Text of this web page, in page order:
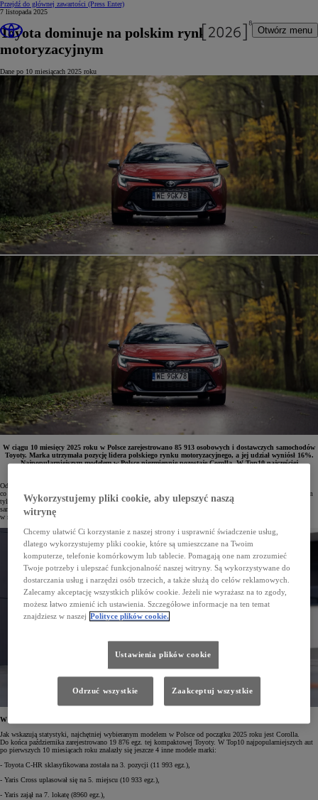
Przejdź do głównej zawartości (Press Enter)
Otwórz menu
7 listopada 2025
Toyota dominuje na polskim rynku
motoryzacyjnym
Dane po 10 miesiącach 2025 roku
W ciągu 10 miesięcy 2025 roku w Polsce zarejestrowano 85 913 osobowych i dostawczych samochodów
Toyoty. Marka utrzymała pozycję lidera polskiego rynku motoryzacyjnego, a jej udział wyniósł 16%.
Najpopularniejszym modelem w Polsce niezmiennie pozostaje Corolla. W Top10 najczęściej
Od stycznia do października 2025 roku w Polsce zarejestrowano 85 913 osobowych i dostawczych Toyot,
co zapewniło marce pozycję lidera polskiego rynku motoryzacyjnego z udziałem na poziomie 16%. W samym
tylko październiku na polskie drogi wyjechało 8767 nowych aut. Toyoty były najczęściej wybieranymi
samochodami zarówno przez klientów indywidualnych, jak i przedsiębiorców. Firmy zarejestrowały
w minionym miesiącu 6227 pojazdów, a osoby prywatne – 2540.
W Top10 – 5 modeli Toyoty
Jak wskazują statystyki, najchętniej wybieranym modelem w Polsce od początku 2025 roku jest Corolla.
Do końca października zarejestrowano 19 876 egz. tej kompaktowej Toyoty. W Top10 najpopularniejszych aut
po pierwszych 10 miesiącach roku znalazły się jeszcze 4 inne modele marki:
- Toyota C-HR sklasyfikowana została na 3. pozycji (11 993 egz.),
- Yaris Cross uplasował się na 5. miejscu (10 933 egz.),
- Yaris zajął na 7. lokatę (8960 egz.),
Wykorzystujemy pliki cookie, aby ulepszyć naszą
witrynę
Chcemy ułatwić Ci korzystanie z naszej strony i usprawnić świadczenie usług,
dlatego wykorzystujemy pliki cookie, które są umieszczane na Twoim
komputerze, telefonie komórkowym lub tablecie. Pomagają one nam zrozumieć
Twoje potrzeby i ulepszać funkcjonalność naszej witryny. Są wykorzystywane do
dostarczania usług i narzędzi osób trzecich, a także służą do celów reklamowych.
Zalecamy akceptację wszystkich plików cookie. Jeżeli nie wyrażasz na to zgody,
możesz łatwo zmienić ich ustawienia. Szczegółowe informacje na ten temat
znajdziesz w naszej Polityce plików cookie.
Ustawienia plików cookie
Odrzuć wszystkie Zaakceptuj wszystkie